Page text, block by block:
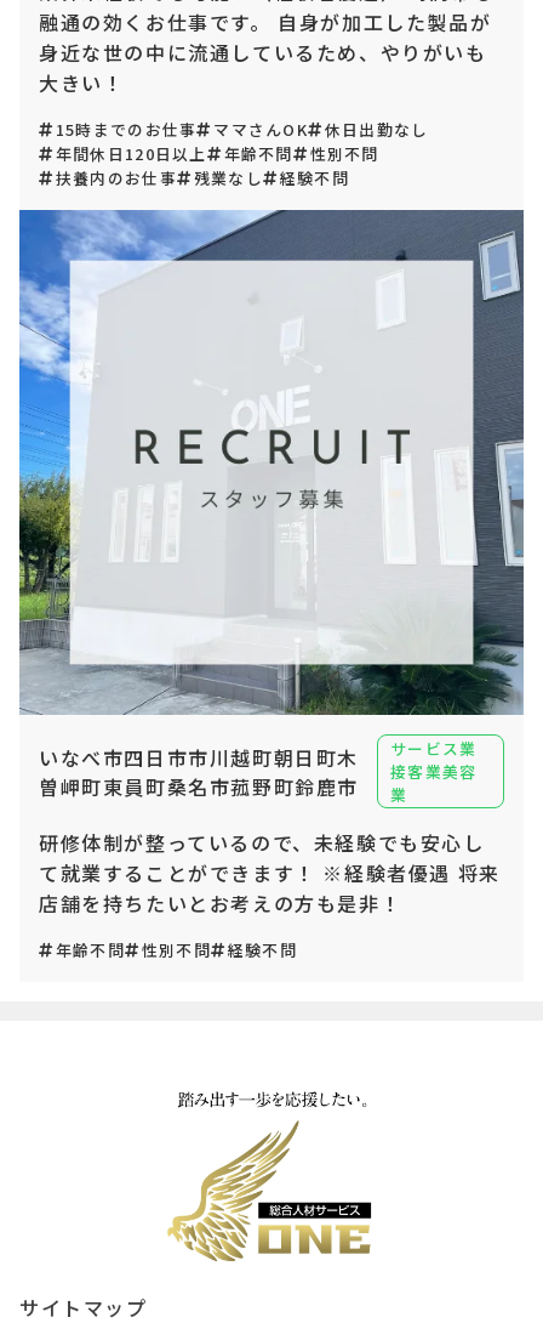
融通の効くお仕事です。 自身が加工した製品が
身近な世の中に流通しているため、やりがいも
大きい！
15時までのお仕事 ママさんOK
休日出勤なし
年間休日120日以上
年齢不問
性別不問
扶養内のお仕事
残業なし 経験不問
いなべ市四日市市川越町朝日町木
曽岬町東員町桑名市菰野町鈴鹿市
サービス業
接客業美容
業
研修体制が整っているので、未経験でも安心し
て就業することができます！ ※経験者優遇 将来
店舗を持ちたいとお考えの方も是非！
年齢不問 性別不問 経験不問
サイトマップ